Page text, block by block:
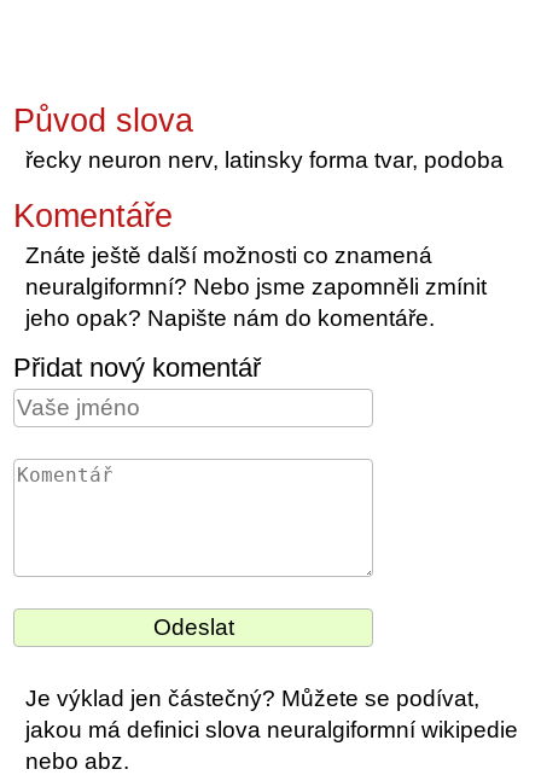
Původ slova
řecky neuron nerv, latinsky forma tvar, podoba
Komentáře
Znáte ještě další možnosti co znamená
neuralgiformní? Nebo jsme zapomněli zmínit
jeho opak? Napište nám do komentáře.
Přidat nový komentář
Je výklad jen částečný? Můžete se podívat,
jakou má definici slova neuralgiformní wikipedie
nebo abz.